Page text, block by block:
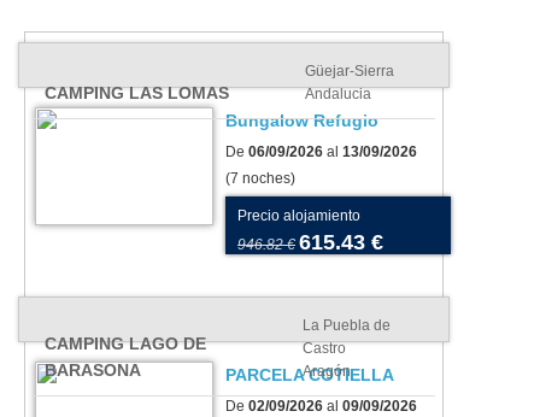
CAMPING LAS LOMAS
Güejar-Sierra
Andalucia
Bungalow Refugio
De 06/09/2026 al 13/09/2026
(7 noches)
Precio alojamiento
946.82 € 615.43 €
CAMPING LAGO DE
BARASONA
La Puebla de
Castro
Aragón
PARCELA COTIELLA
De 02/09/2026 al 09/09/2026